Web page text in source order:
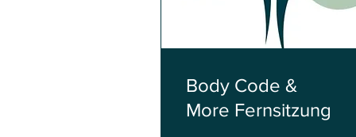
Body Code &
More Fernsitzung